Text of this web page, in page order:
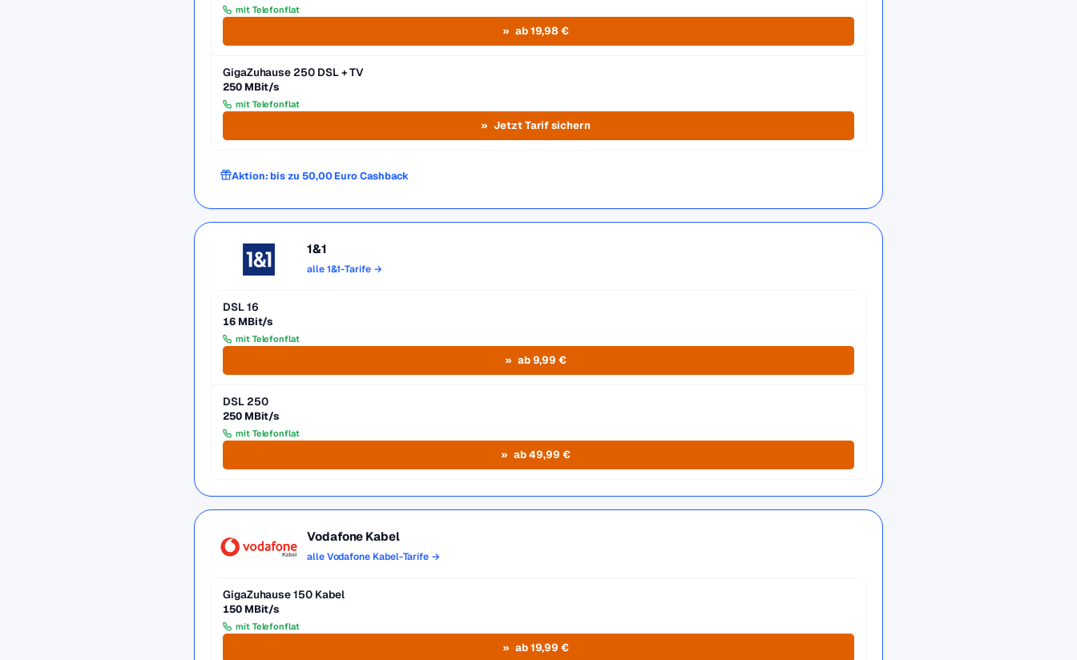
mit Telefonflat
ab 19,98 €
GigaZuhause 250 DSL + TV
250 MBit/s
mit Telefonflat
Jetzt Tarif sichern
Aktion: bis zu 50,00 Euro Cashback
1&1
alle 1&1-Tarife →
DSL 16
16 MBit/s
mit Telefonflat
ab 9,99 €
DSL 250
250 MBit/s
mit Telefonflat
ab 49,99 €
Vodafone Kabel
alle Vodafone Kabel-Tarife →
GigaZuhause 150 Kabel
150 MBit/s
mit Telefonflat
ab 19,99 €